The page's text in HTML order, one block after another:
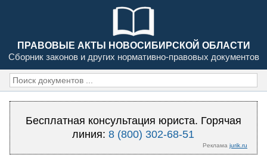
ПРАВОВЫЕ АКТЫ НОВОСИБИРСКОЙ ОБЛАСТИ
Сборник законов и других нормативно-правовых документов
Бесплатная консультация юриста. Горячая
линия:8 (800) 302-68-51
Реклама jurik.ru